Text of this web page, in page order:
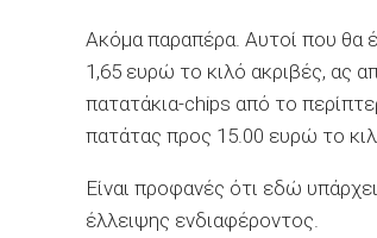
Ακόμα παραπέρα. Αυτοί που θα
1,65 ευρώ το κιλό ακριβές, ας
πατατάκια-chips από το
πατάτας προς 15.00 ευρώ το
Είναι προφανές ότι εδώ
έλλειψης ενδιαφέροντος.